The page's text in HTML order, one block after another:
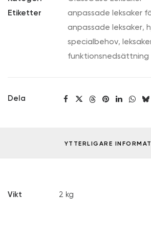
Etiketter
anpassade leksaker
anpassade leksaker,
specialbehov,
funktionsnedsättning
Dela
YTTERLIGARE
Vikt 2 kg